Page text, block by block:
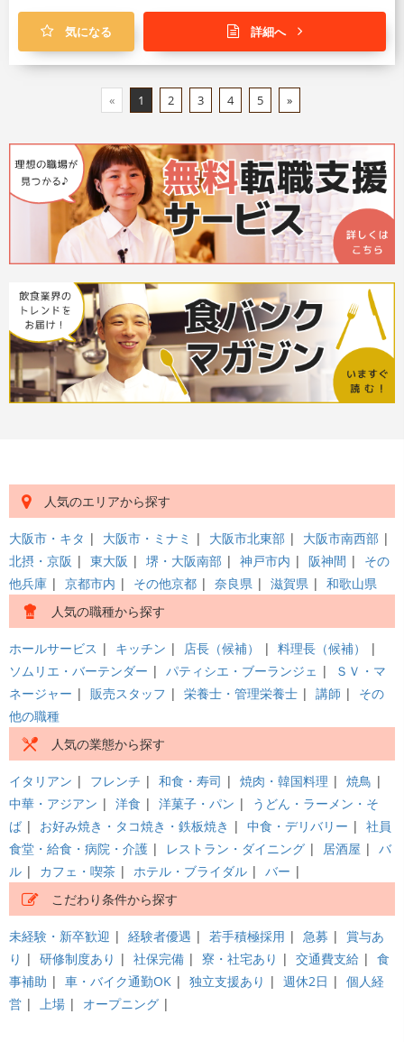
気になる 詳細へ
« 1 2 3 4 5 »
人気のエリアから探す
大阪市・キタ | 大阪市・ミナミ | 大阪市北東部 | 大阪市南西部 |
北摂・京阪 | 東大阪 | 堺・大阪南部 | 神戸市内 | 阪神間 | その
他兵庫 | 京都市内 | その他京都 | 奈良県 | 滋賀県 | 和歌山県
人気の職種から探す
ホールサービス | キッチン | 店長（候補） | 料理長（候補）
|
ソムリエ・バーテンダー | パティシエ・ブーランジェ |
ＳＶ・マ
ネージャー | 販売スタッフ | 栄養士・管理栄養士 | 講師 | その
他の職種
人気の業態から探す
イタリアン | フレンチ | 和食・寿司 | 焼肉・韓国料理 | 焼鳥 |
中華・アジアン | 洋食 | 洋菓子・パン |
うどん・ラーメン・そ
ば | お好み焼き・タコ焼き・鉄板焼き | 中食・デリバリー | 社員
食堂・給食・病院・介護 | レストラン・ダイニング | 居酒屋 | バ
ル | カフェ・喫茶 | ホテル・ブライダル | バー |
こだわり条件から探す
未経験・新卒歓迎 | 経験者優遇 | 若手積極採用 | 急募 | 賞与あ
り | 研修制度あり | 社保完備 | 寮・社宅あり | 交通費支給 | 食
事補助 | 車・バイク通勤OK | 独立支援あり | 週休2日 | 個人経
営 | 上場 | オープニング |